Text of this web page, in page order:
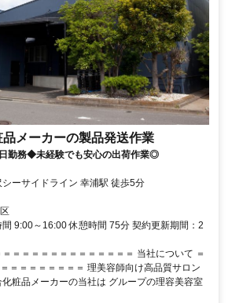
メーカーの製品発送作業
勤務◆未経験でも安心の出荷作業◎
ーサイドライン 幸浦駅 徒歩5分
9:00～16:00 休憩時間 75分 契約更新期間：2
＝＝＝＝＝＝＝＝＝＝＝＝＝ 当社について ＝
＝＝＝＝＝＝＝＝ 理美容師向け高品質サロン
粧品メーカーの当社は グループの理容美容室